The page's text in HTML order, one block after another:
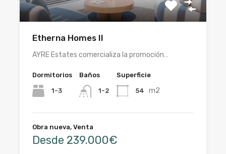
Etherna Homes II
AYRE Estates comercializa la promoción…
Dormitorios
1-3
Baños
1-2
Superficie
54 m2
Obra nueva, Venta
Desde 239.000€